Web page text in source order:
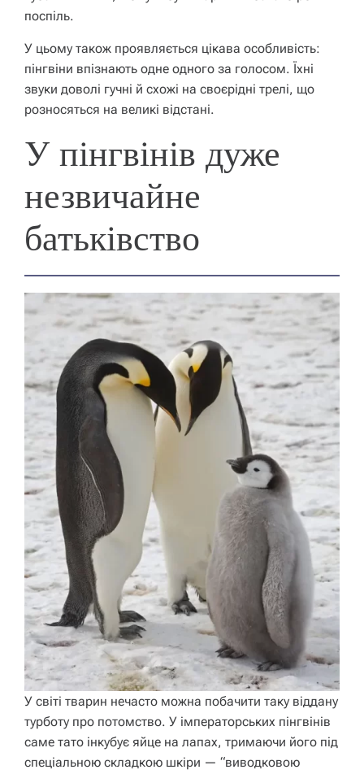
поспіль.
У цьому також проявляється цікава особливість:
пінгвіни впізнають одне одного за голосом. Їхні
звуки доволі гучні й схожі на своєрідні трелі, що
розносяться на великі відстані.
У пінгвінів дуже
незвичайне
батьківство
У світі тварин нечасто можна побачити таку віддану
турботу про потомство. У імператорських пінгвінів
саме тато інкубує яйце на лапах, тримаючи його під
спеціальною складкою шкіри — “виводковою